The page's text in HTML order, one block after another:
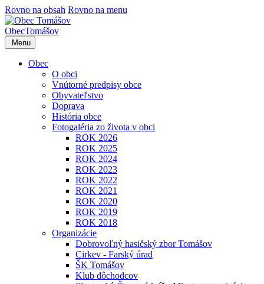
Rovno na obsah Rovno na menu
ObecTomášov
Menu
Obec
O obci
Vnútorné predpisy obce
Obyvateľstvo
Doprava
História obce
Fotogaléria zo života v obci
ROK 2026
ROK 2025
ROK 2024
ROK 2023
ROK 2022
ROK 2021
ROK 2020
ROK 2019
ROK 2018
Organizácie
Dobrovoľný hasičský zbor Tomášov
Cirkev - Farský úrad
ŠK Tomášov
Klub dôchodcov